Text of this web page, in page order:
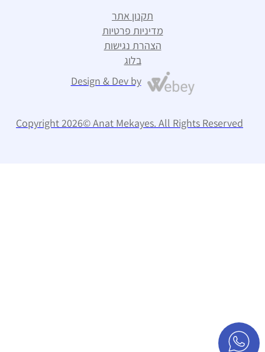
תקנון אתר
מדיניות פרטיות
הצהרת נגישות
בלוג
Design & Dev by
Copyright 2026© Anat Mekayes. All Rights Reserved